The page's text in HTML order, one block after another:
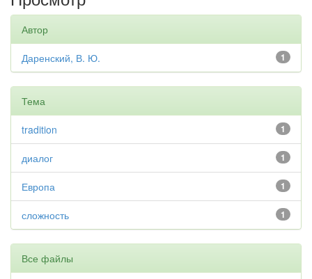
Автор
1
Даренский, В. Ю.
Тема
1
tradition
1
диалог
1
Европа
1
сложность
Все файлы